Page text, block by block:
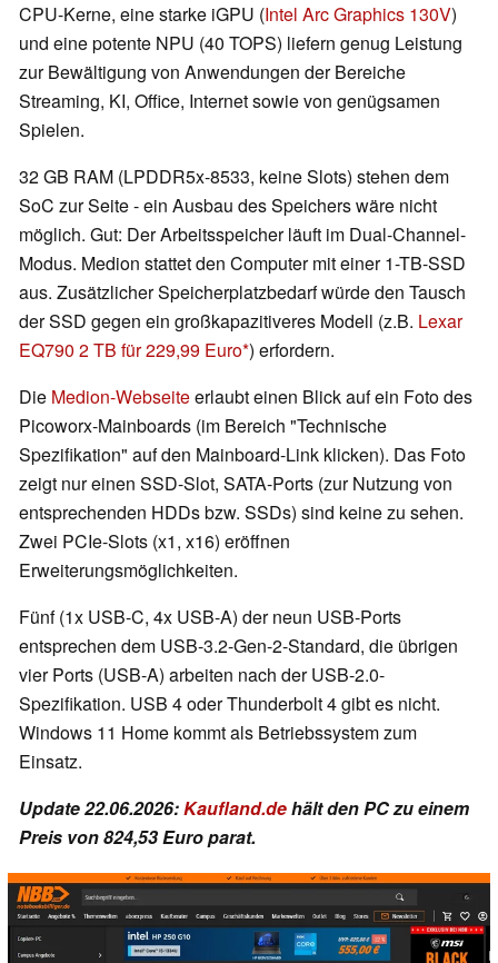
CPU-Kerne, eine starke iGPU (Intel Arc Graphics 130V)
und eine potente NPU (40 TOPS) liefern genug Leistung
zur Bewältigung von Anwendungen der Bereiche
Streaming, KI, Office, Internet sowie von genügsamen
Spielen.
32 GB RAM (LPDDR5x-8533, keine Slots) stehen dem
SoC zur Seite - ein Ausbau des Speichers wäre nicht
möglich. Gut: Der Arbeitsspeicher läuft im Dual-Channel-
Modus. Medion stattet den Computer mit einer 1-TB-SSD
aus. Zusätzlicher Speicherplatzbedarf würde den Tausch
der SSD gegen ein großkapazitiveres Modell (z.B. Lexar
EQ790 2 TB für 229,99 Euro ) erfordern.
Die Medion-Webseiteerlaubt einen Blick auf ein Foto des
Picoworx-Mainboards (im Bereich "Technische
Spezifikation" auf den Mainboard-Link klicken). Das Foto
zeigt nur einen SSD-Slot, SATA-Ports (zur Nutzung von
entsprechenden HDDs bzw. SSDs) sind keine zu sehen.
Zwei PCIe-Slots (x1, x16) eröffnen
Erweiterungsmöglichkeiten.
Fünf (1x USB-C, 4x USB-A) der neun USB-Ports
entsprechen dem USB-3.2-Gen-2-Standard, die übrigen
vier Ports (USB-A) arbeiten nach der USB-2.0-
Spezifikation. USB 4 oder Thunderbolt 4 gibt es nicht.
Windows 11 Home kommt als Betriebssystem zum
Einsatz.
Update 22.06.2026:Kaufland.dehält den PC zu einem
Preis von 824,53 Euro parat.